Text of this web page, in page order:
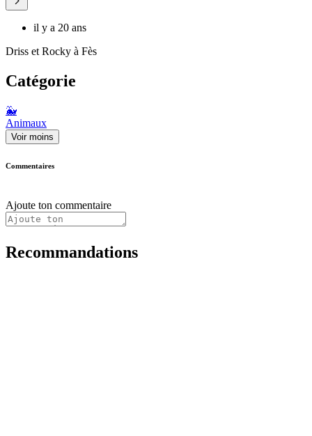
il y a 20 ans
Driss et Rocky à Fès
Catégorie
🐳
Animaux
Voir moins
Commentaires
Ajoute ton commentaire
Recommandations